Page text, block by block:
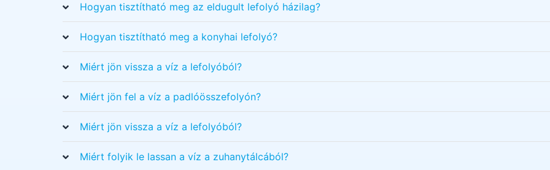
Hogyan tisztítható meg az eldugult lefolyó házilag?
Hogyan tisztítható meg a konyhai lefolyó?
Miért jön vissza a víz a lefolyóból?
Miért jön fel a víz a padlóösszefolyón?
Miért jön vissza a víz a lefolyóból?
Miért folyik le lassan a víz a zuhanytálcából?